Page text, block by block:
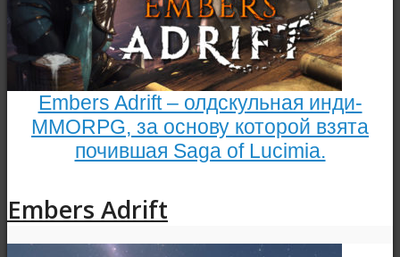
Embers Adrift – олдскульная инди-
MMORPG, за основу которой взята
почившая Saga of Lucimia.
Embers Adrift